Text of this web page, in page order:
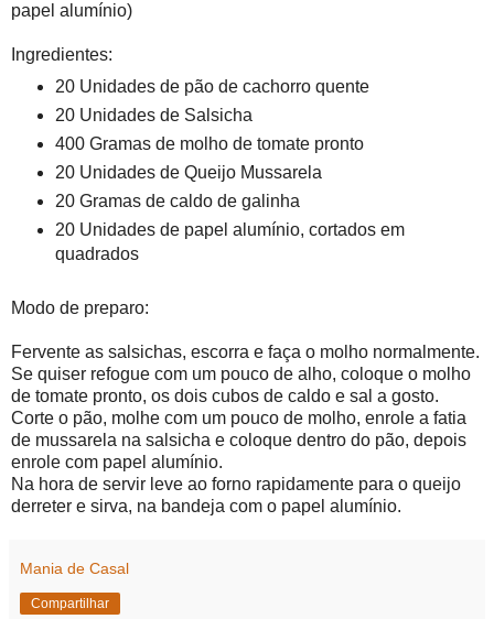
papel alumínio)
Ingredientes:
20 Unidades de pão de cachorro quente
20 Unidades de Salsicha
400 Gramas de molho de tomate pronto
20 Unidades de Queijo Mussarela
20 Gramas de caldo de galinha
20 Unidades de papel alumínio, cortados em
quadrados
Modo de preparo:
Fervente as salsichas, escorra e faça o molho normalmente.
Se quiser refogue com um pouco de alho, coloque o molho
de tomate pronto, os dois cubos de caldo e sal a gosto.
Corte o pão, molhe com um pouco de molho, enrole a fatia
de mussarela na salsicha e coloque dentro do pão, depois
enrole com papel alumínio.
Na hora de servir leve ao forno rapidamente para o queijo
derreter e sirva, na bandeja com o papel alumínio.
Mania de Casal
Compartilhar